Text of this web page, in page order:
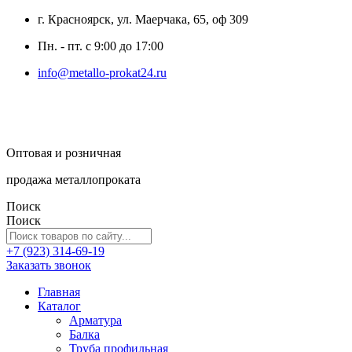
г. Красноярск, ул. Маерчака, 65, оф 309
Пн. - пт. с 9:00 до 17:00
info@metallo-prokat24.ru
Оптовая и розничная
продажа металлопроката
Поиск
Поиск
+7 (923) 314-69-19
Заказать звонок
Главная
Каталог
Арматура
Балка
Труба профильная